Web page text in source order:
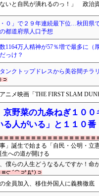
いと自民が潰れるのっ！」 政治
０」で２９年連続最下位…秋田県
都道府県人口予想
1164万人精神が57％増で最多に（
っけ？
ンクトップドレスから美谷間チラ
ニメ映画「THE FIRST SLAM
京野菜の九条ねぎ１０
る人がいる」と１１０番
事」誕生で始まる「自民・公明・
生への道が開ける
、僕らの人生どうなるんですか！命
全員加入、移住外国人に義務徹